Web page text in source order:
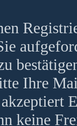
Ihre
keine